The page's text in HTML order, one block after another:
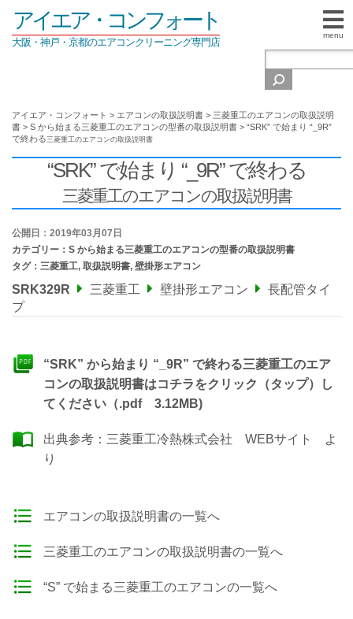
menu
アイエア・コンフォート
大阪・神戸・京都のエアコンクリーニング専門店
アイエア・コンフォート > エアコンの取扱説明書 > 三菱重工のエアコンの取扱説明
書 > S から始まる三菱重工のエアコンの型番の取扱説明書 > “SRK” で始まり “_9R”
で終わる三菱重工のエアコンの取扱説明書
“SRK” で始まり “_9R” で終わる
三菱重工のエアコンの取扱説明書
公開日：2019年03月07日
カテゴリー： S から始まる三菱重工のエアコンの型番の取扱説明書
タグ： 三菱重工, 取扱説明書, 壁掛形エアコン
SRK329R 三菱重工 壁掛形エアコン
長配管タイ
プ
“SRK” から始まり “_9R” で終わる三菱重工のエア
コンの取扱説明書はコチラをクリック（タップ）し
てください（.pdf 3.12MB)
出典参考： 三菱重工冷熱株式会社 WEBサイト
よ
り
エアコンの取扱説明書の一覧へ
三菱重工のエアコンの取扱説明書の一覧へ
“S” で始まる三菱重工のエアコンの一覧へ